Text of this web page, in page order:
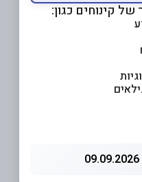
קינוחים כגון: